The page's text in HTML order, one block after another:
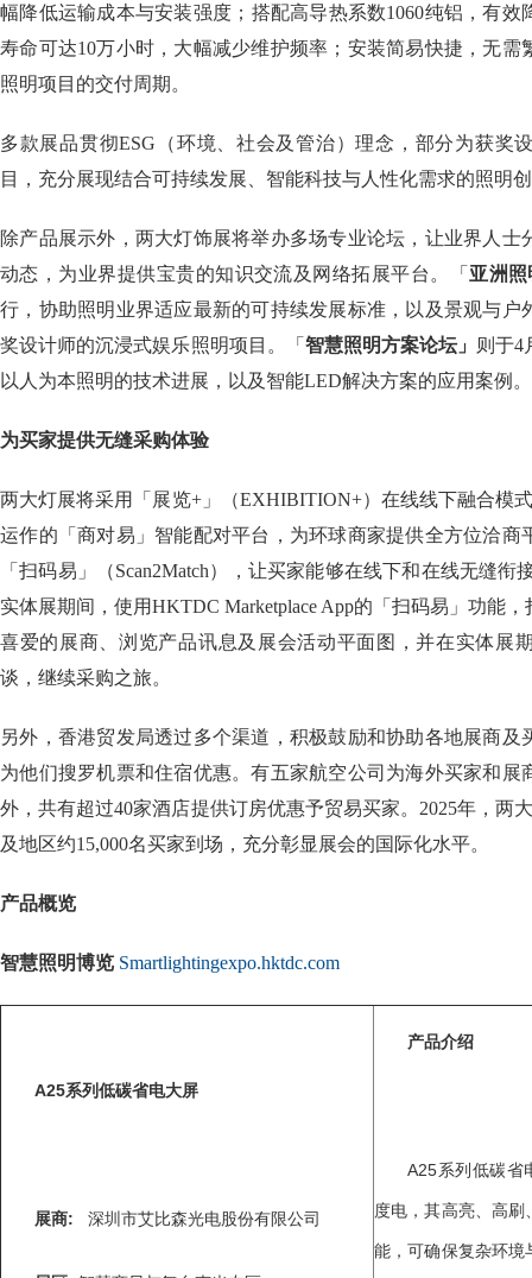
幅降低运输成本与安装强度；搭配高导热系数1060纯铝，有
寿命可达10万小时，大幅减少维护频率；安装简易快捷，无需
照明项目的交付周期。
多款展品贯彻ESG（环境、社会及管治）理念，部分为获奖
目，充分展现结合可持续发展、智能科技与人性化需求的照明
除产品展示外，两大灯饰展将举办多场专业论坛，让业界人士
动态，为业界提供宝贵的知识交流及网络拓展平台。「 亚洲
行，协助照明业界适应最新的可持续发展标准，以及景观与户
奖设计师的沉浸式娱乐照明项目。「 智慧照明方案论坛」
则于4
以人为本照明的技术进展，以及智能LED解决方案的应用案例。
为买家提供无缝采购体验
两大灯展将采用「展览+」（EXHIBITION+）在线线下融合模
运作的「商对易」智能配对平台，为环球商家提供全方位洽商
「扫码易」（Scan2Match），让买家能够在线下和在线无缝
实体展期间，使用HKTDC Marketplace App的「扫码易」功能
喜爱的展商、浏览产品讯息及展会活动平面图，并在实体展
谈，继续采购之旅。
另外，香港贸发局透过多个渠道，积极鼓励和协助各地展商及
为他们搜罗机票和住宿优惠。有五家航空公司为海外买家和展
外，共有超过40家酒店提供订房优惠予贸易买家。2025年，两
及地区约15,000名买家到场，充分彰显展会的国际化水平。
产品概览
智慧照明博览 Smartlightingexpo.hktdc.com
A25系列低碳省电大屏
展商: 深圳市艾比森光电股份有限公司
产品介绍
A25系列低碳省
度电，其高亮、高
能，可确保复杂环境